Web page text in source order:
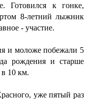
Готовился к гонке,
8-летний лыжник
- участие.
и моложе побежали 5
рождения и старше
10 км.
уже пятый раз